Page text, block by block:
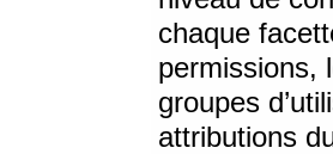
chaque
permissions,
groupes
attributions